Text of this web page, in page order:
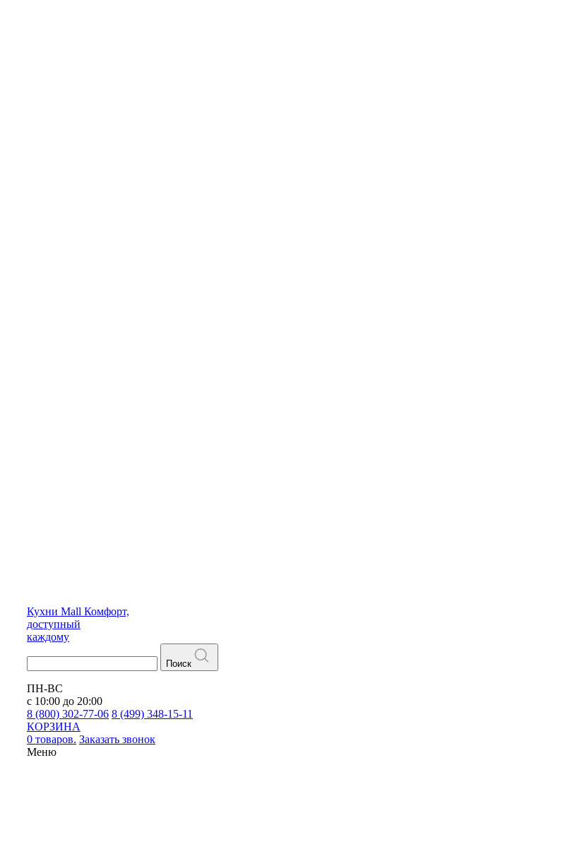
Кухни Mall Комфорт,
доступный
каждому
Поиск
ПН-ВС
с 10:00 до 20:00
8 (800) 302-77-06 8 (499) 348-15-11
КОРЗИНА
0 товаров. Заказать звонок
Меню